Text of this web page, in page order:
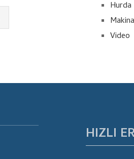
Hurda
Video
HIZLI